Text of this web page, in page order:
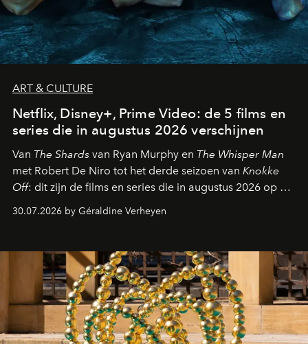
ART & CULTURE
Netflix, Disney+, Prime Video: de 5 films en
series die in augustus 2026 verschijnen
Van The Shards van Ryan Murphy en The Whisper Man
met Robert De Niro tot het derde seizoen van Knokke
Off: dit zijn de films en series die in augustus 2026 op de
30.07.2026 by Géraldine Verheyen